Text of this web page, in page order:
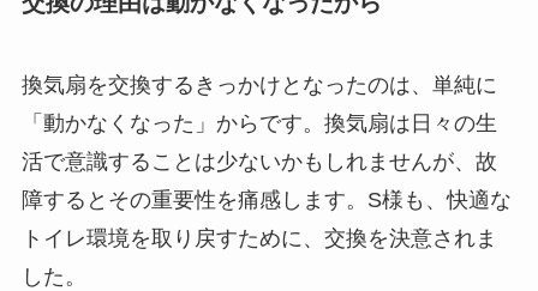
換気扇を交換するきっかけとなったのは、単純に
「動かなくなった」からです。換気扇は日々の生
活で意識することは少ないかもしれませんが、故
障するとその重要性を痛感します。S様も、快適な
トイレ環境を取り戻すために、交換を決意されま
した。